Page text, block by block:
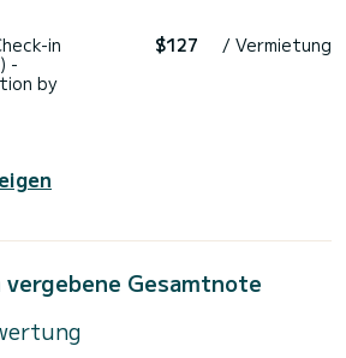
in
-
by
$127 / Vermietung
Gesamtnote